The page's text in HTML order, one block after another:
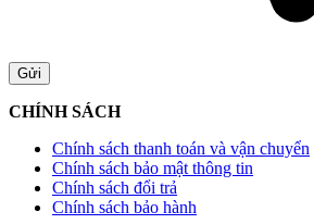
CHÍNH SÁCH
Chính sách thanh toán và vận chuyển
Chính sách bảo mật thông tin
Chính sách đổi trả
Chính sách bảo hành